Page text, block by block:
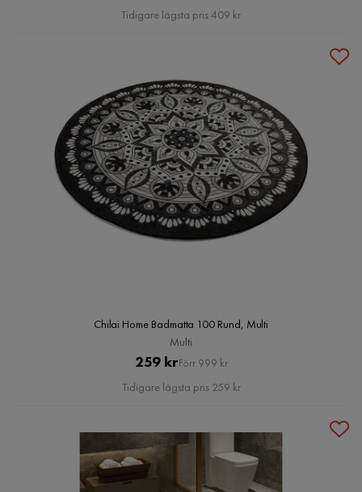
Pris
Tidigare lägsta pris 409 kr
Chilai Home Badmatta 100 Rund, Multi
Multi
Pris
259 krOriginal
Pris
Förr 999 kr
Tidigare lägsta pris 259 kr